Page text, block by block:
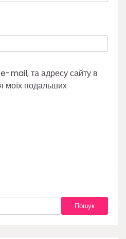
mail, та адресу сайту в
моїх подальших
Пошук